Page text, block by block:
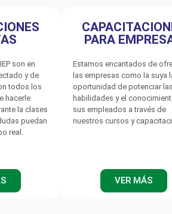
son en
y de
todos los
hacerle
la clases
puedan
real.
PARA
Estamos encantados de
las empresas como la suya
oportunidad de potenciar las
habilidades y el
sus empleados a través de
nuestros cursos y
VER MÁS